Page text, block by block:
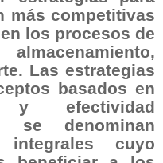
más competitivas
los procesos de
Las estrategias
basados en
y efectividad
se denominan
integrales cuyo